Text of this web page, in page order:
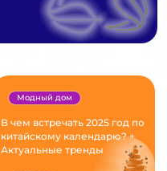
В чем встречать 2025 год по
китайскому календарю? +
Актуальные тренды
Модный дом